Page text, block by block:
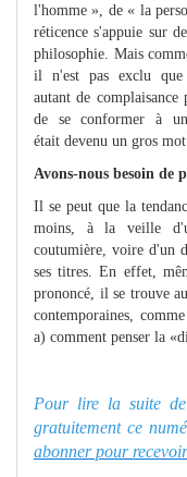
l'homme », de « la
réticence s'appuie sur
philosophie. Mais
il n'est pas exclu
autant de
de se conformer à
était devenu un gros mot
Avons-nous besoin de
Il se peut que la
moins, à la veille
coutumière, voire d'un
ses titres. En effet,
prononcé, il se trouve
contemporaines,
a) comment penser la
Pour lire la suite de
gratuitement ce
abonner pour